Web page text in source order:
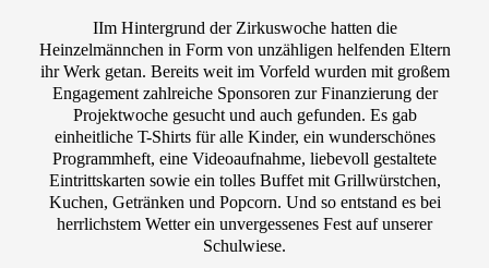
IIm Hintergrund der Zirkuswoche hatten die
Heinzelmännchen in Form von unzähligen helfenden Eltern
ihr Werk getan. Bereits weit im Vorfeld wurden mit großem
Engagement zahlreiche Sponsoren zur Finanzierung der
Projektwoche gesucht und auch gefunden. Es gab
einheitliche T-Shirts für alle Kinder, ein wunderschönes
Programmheft, eine Videoaufnahme, liebevoll gestaltete
Eintrittskarten sowie ein tolles Buffet mit Grillwürstchen,
Kuchen, Getränken und Popcorn. Und so entstand es bei
herrlichstem Wetter ein unvergessenes Fest auf unserer
Schulwiese.